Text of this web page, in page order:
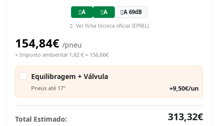
A A A 69dB
Ver ficha técnica oficial (EPREL)
154,84€ /pneu
+ Imposto ambiental 1,82 € = 156,66€
Equilibragem + Válvula
Pneus até 17" +9,50€/un
Total Estimado:
313,32€